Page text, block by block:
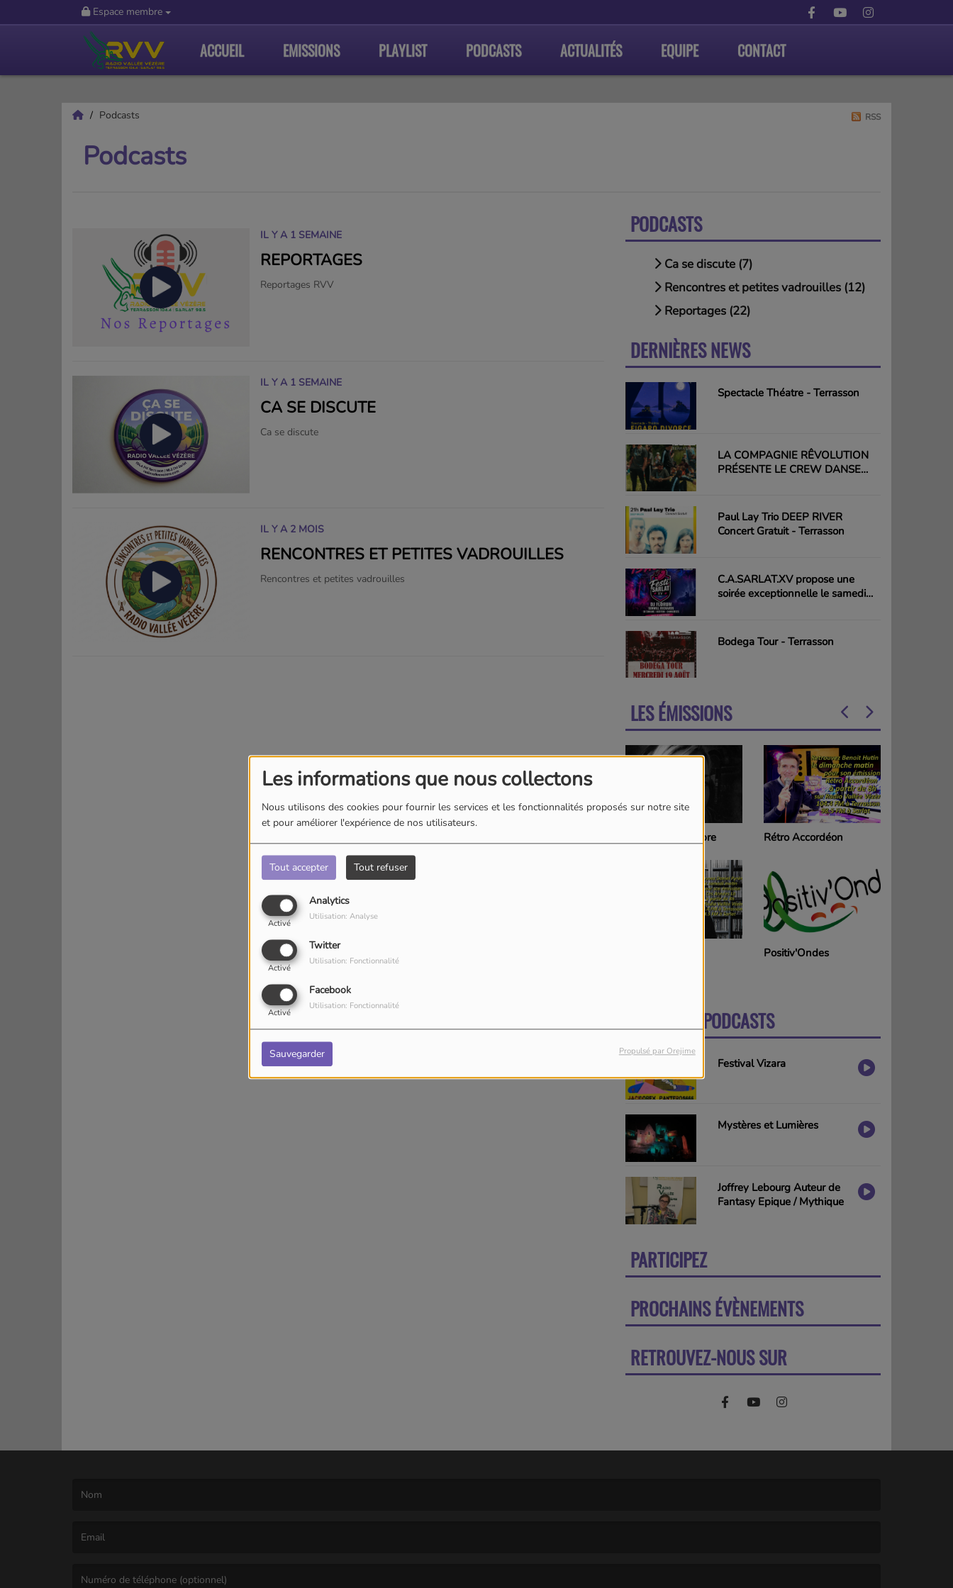
Les informations que nous collectons
Nous utilisons des cookies pour fournir les services et les fonctionnalités proposés sur notre site
et pour améliorer l'expérience de nos utilisateurs.
Tout accepter Tout refuser
Analytics
Activé
Utilisation: Analyse
Twitter
Activé
Utilisation: Fonctionnalité
Facebook
Activé
Utilisation: Fonctionnalité
Sauvegarder Propulsé par Orejime
Espace membre
ACCUEIL EMISSIONS PLAYLIST PODCASTS ACTUALITÉS EQUIPE CONTACT
Podcasts
Podcasts
RSS
IL Y A 1 SEMAINE
REPORTAGES
Reportages RVV
IL Y A 1 SEMAINE
CA SE DISCUTE
Ca se discute
IL Y A 2 MOIS
RENCONTRES ET PETITES VADROUILLES
Rencontres et petites vadrouilles
PODCASTS
Ca se discute (7)
Rencontres et petites vadrouilles (12)
Reportages (22)
DERNIÈRES NEWS
Spectacle Théatre - Terrasson
LA COMPAGNIE RÊVOLUTION
PRÉSENTE LE CREW DANSE
Paul Lay Trio DEEP RIVER
Concert Gratuit - Terrasson
C.A.SARLAT.XV propose une
soirée exceptionnelle le samedi
Bodega Tour - Terrasson
LES ÉMISSIONS
Rétro Accordéon
Positiv'Ondes
DERNIERS PODCASTS
Festival Vizara
Mystères et Lumières
Joffrey Lebourg Auteur de
Fantasy Epique / Mythique
PARTICIPEZ
PROCHAINS ÉVÈNEMENTS
RETROUVEZ-NOUS SUR